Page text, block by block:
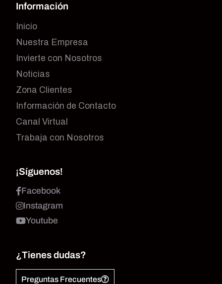
Información
Inicio
Nuestra Empresa
Invierte con Nosotros
Noticias
Zona Clientes
Información de Contacto
Canal Virtual
Trabaja con Nosotros
¡Síguenos!
Facebook
Instagram
Youtube
¿Tienes dudas?
Preguntas Frecuentes